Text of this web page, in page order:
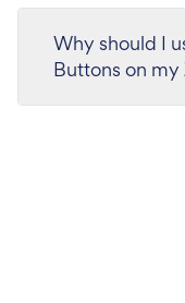
Why should I
Buttons on my